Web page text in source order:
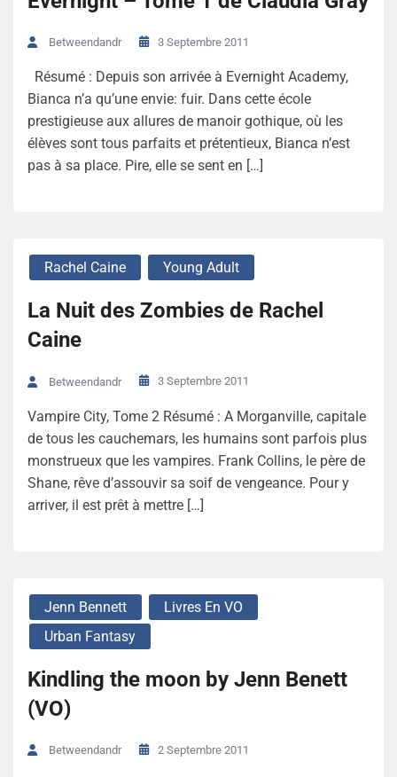
Betweendandr 3 Septembre 2011
Résumé : Depuis son arrivée à Evernight Academy,
Bianca n’a qu’une envie: fuir. Dans cette école
prestigieuse aux allures de manoir gothique, où les
élèves sont tous parfaits et prétentieux, Bianca n’est
pas à sa place. Pire, elle se sent en […]
Rachel Caine Young Adult
La Nuit des Zombies de Rachel
Caine
Betweendandr 3 Septembre 2011
Vampire City, Tome 2 Résumé : A Morganville, capitale
de tous les cauchemars, les humains sont parfois plus
monstrueux que les vampires. Frank Collins, le père de
Shane, rêve d’assouvir sa soif de vengeance. Pour y
arriver, il est prêt à mettre […]
Jenn Bennett
Livres En VO
Urban Fantasy
Kindling the moon by Jenn Benett
(VO)
Betweendandr 2 Septembre 2011